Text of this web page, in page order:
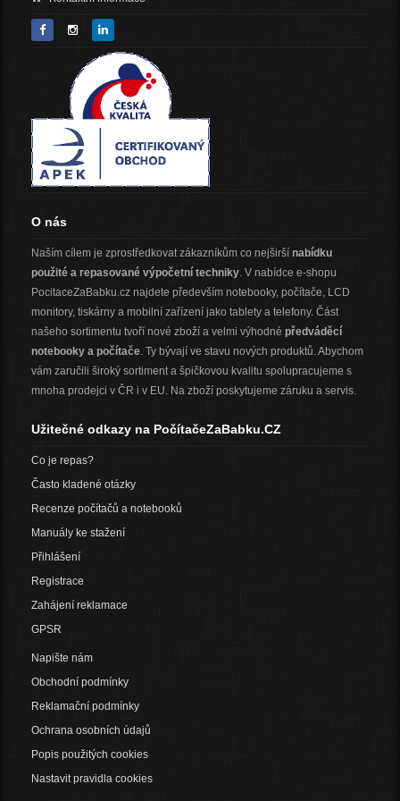
O nás
Naším cílem je zprostředkovat zákazníkům co nejširší nabídku
použité a repasované výpočetní techniky. V nabídce e-shopu
PocitaceZaBabku.cz najdete především notebooky, počítače, LCD
monitory, tiskárny a mobilní zařízení jako tablety a telefony. Část
našeho sortimentu tvoří nové zboží a velmi výhodné předváděcí
notebooky a počítače. Ty bývají ve stavu nových produktů. Abychom
vám zaručili široký sortiment a špičkovou kvalitu spolupracujeme s
mnoha prodejci v ČR i v EU. Na zboží poskytujeme záruku a servis.
Užitečné odkazy na PočítačeZaBabku.CZ
Co je repas?
Často kladené otázky
Recenze počítačů a notebooků
Manuály ke stažení
Přihlášení
Registrace
Zahájení reklamace
GPSR
Napište nám
Obchodní podmínky
Reklamační podmínky
Ochrana osobních údajů
Popis použitých cookies
Nastavit pravidla cookies